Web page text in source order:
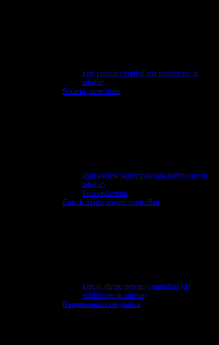
Enti pubblici vigilati (da pubblicare in
tabelle)
Società partecipate
Dati società partecipate (da pubblicare in
tabelle)
Provvedimenti
Enti di diritto privato controllati
Enti di diritto privato controllati (da
pubblicare in tabelle)
Rappresentazione grafica